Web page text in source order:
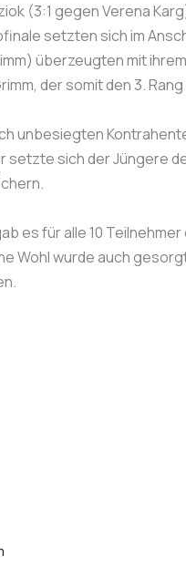
(3:1 gegen Verena
setzten sich im
überzeugten mit
der somit den 3.
unbesiegten
setzte sich der Jüngere
es für alle 10
Wohl wurde auch